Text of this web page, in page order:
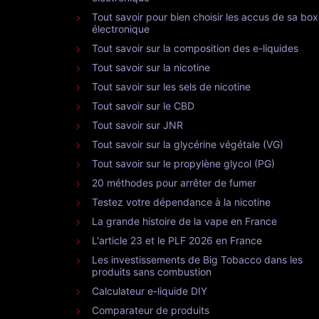
Tout savoir pour bien choisir les accus de sa box
électronique
Tout savoir sur la composition des e-liquides
Tout savoir sur la nicotine
Tout savoir sur les sels de nicotine
Tout savoir sur le CBD
Tout savoir sur JNR
Tout savoir sur la glycérine végétale (VG)
Tout savoir sur le propylène glycol (PG)
20 méthodes pour arrêter de fumer
Testez votre dépendance à la nicotine
La grande histoire de la vape en France
L'article 23 et le PLF 2026 en France
Les investissements de Big Tobacco dans les
produits sans combustion
Calculateur e-liquide DIY
Comparateur de produits